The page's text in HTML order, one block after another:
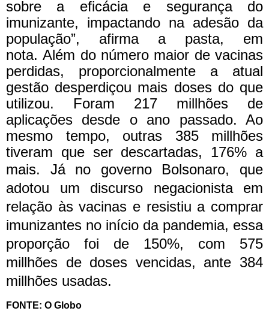
sobre a eficácia e segurança do
imunizante, impactando na adesão da
população”, afirma a pasta, em
nota.Além do número maior de vacinas
perdidas, proporcionalmente a atual
gestão desperdiçou mais doses do que
utilizou. Foram 217 millhões de
aplicações desde o ano passado. Ao
mesmo tempo, outras 385 millhões
tiveram que ser descartadas, 176% a
mais. Já no governo Bolsonaro, que
adotou um discurso negacionista em
relação às vacinas e resistiu a comprar
imunizantes no início da pandemia, essa
proporção foi de 150%, com 575
millhões de doses vencidas, ante 384
millhões usadas.
FONTE: O Globo